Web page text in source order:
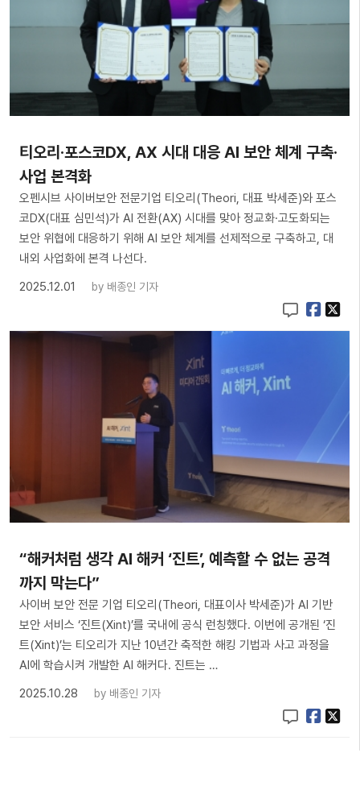
티오리·포스코DX, AX 시대 대응 AI 보안 체계 구축·
사업 본격화
오펜시브 사이버보안 전문기업 티오리(Theori, 대표 박세준)와 포스
코DX(대표 심민석)가 AI 전환(AX) 시대를 맞아 정교화·고도화되는
보안 위협에 대응하기 위해 AI 보안 체계를 선제적으로 구축하고, 대
내외 사업화에 본격 나선다.
2025.12.01
by 배종인 기자
“해커처럼 생각 AI 해커 ‘진트’, 예측할 수 없는 공격
까지 막는다”
사이버 보안 전문 기업 티오리(Theori, 대표이사 박세준)가 AI 기반
보안 서비스 ‘진트(Xint)’를 국내에 공식 런칭했다. 이번에 공개된 ‘진
트(Xint)’는 티오리가 지난 10년간 축적한 해킹 기법과 사고 과정을
AI에 학습시켜 개발한 AI 해커다. 진트는 …
2025.10.28
by 배종인 기자